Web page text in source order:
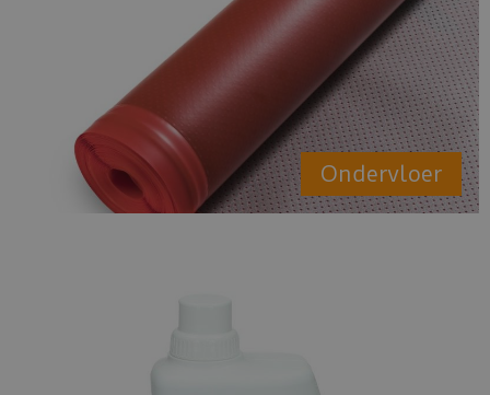
Ondervloer